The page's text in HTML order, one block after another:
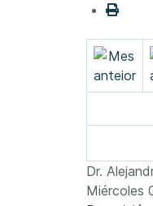
Dr.
Miércoles